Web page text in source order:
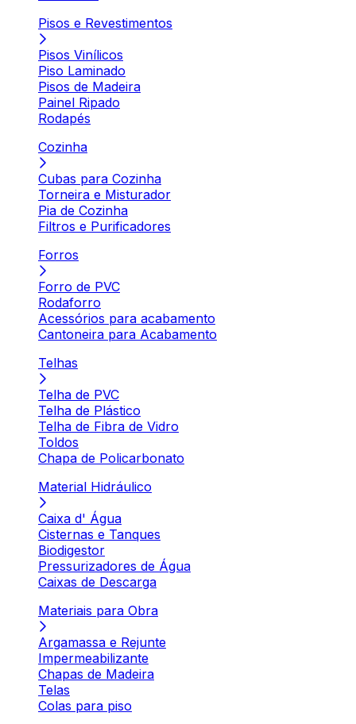
Pisos e Revestimentos
Pisos Vinílicos
Piso Laminado
Pisos de Madeira
Painel Ripado
Rodapés
Cozinha
Cubas para Cozinha
Torneira e Misturador
Pia de Cozinha
Filtros e Purificadores
Forros
Forro de PVC
Rodaforro
Acessórios para acabamento
Cantoneira para Acabamento
Telhas
Telha de PVC
Telha de Plástico
Telha de Fibra de Vidro
Toldos
Chapa de Policarbonato
Material Hidráulico
Caixa d' Água
Cisternas e Tanques
Biodigestor
Pressurizadores de Água
Caixas de Descarga
Materiais para Obra
Argamassa e Rejunte
Impermeabilizante
Chapas de Madeira
Telas
Colas para piso